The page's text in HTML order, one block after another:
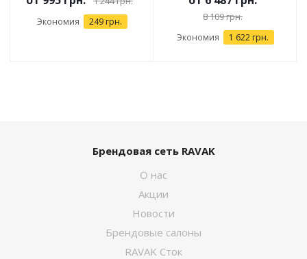
Экономия 249 грн. 8 109 грн.
Экономия 1 622 грн.
Брендовая сеть RAVAK
О нас
Акции
Новости
Брендовые салоны
RAVAK Сток